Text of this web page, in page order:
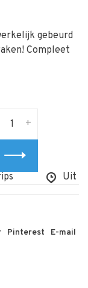
gebeurd
Compleet
+
Uit
Pinterest E-mail